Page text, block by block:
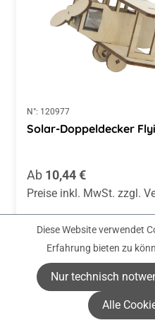
N°: 120977
Solar-Doppeldecker
Regulärer Preis:
Ab 10,44 €
Preise inkl. MwSt. zzgl.
Diese Website verwendet
Erfahrung bieten zu
Nur technisch
Alle